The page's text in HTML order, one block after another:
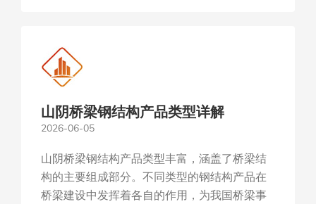
山阴桥梁钢结构产品类型详解
2026-06-05
山阴桥梁钢结构产品类型丰富，涵盖了桥梁结
构的主要组成部分。不同类型的钢结构产品在
桥梁建设中发挥着各自的作用，为我国桥梁事